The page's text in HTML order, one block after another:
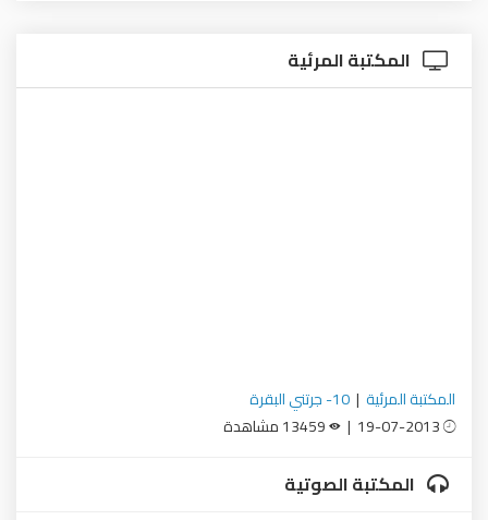
المكتبة المرئية
المكتبة المرئية | 10- جرتني البقرة
المكتبة الصوتية